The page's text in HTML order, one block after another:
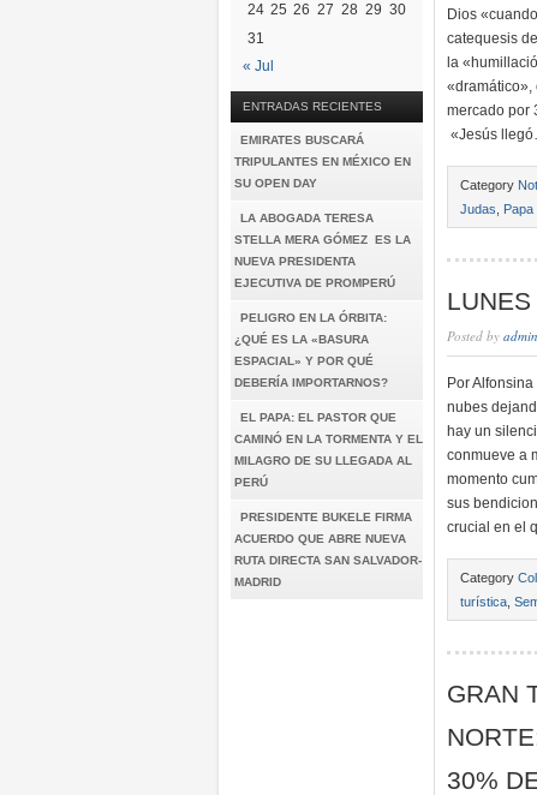
24 25 26 27 28 29 30
31
« Jul
ENTRADAS RECIENTES
EMIRATES BUSCARÁ
TRIPULANTES EN MÉXICO EN
SU OPEN DAY
LA ABOGADA TERESA
STELLA MERA GÓMEZ ES LA
NUEVA PRESIDENTA
EJECUTIVA DE PROMPERÚ
PELIGRO EN LA ÓRBITA:
¿QUÉ ES LA «BASURA
ESPACIAL» Y POR QUÉ
DEBERÍA IMPORTARNOS?
EL PAPA: EL PASTOR QUE
CAMINÓ EN LA TORMENTA Y EL
MILAGRO DE SU LLEGADA AL
PERÚ
PRESIDENTE BUKELE FIRMA
ACUERDO QUE ABRE NUEVA
RUTA DIRECTA SAN SALVADOR-
MADRID
Dios
catequesis
la
«dramático»,
mercado por
«Jesús
Category
Judas
Posted by admin
Por
nubes
hay un
conmueve a
momento
sus
crucial en el
Category
turística
GRAN
30%